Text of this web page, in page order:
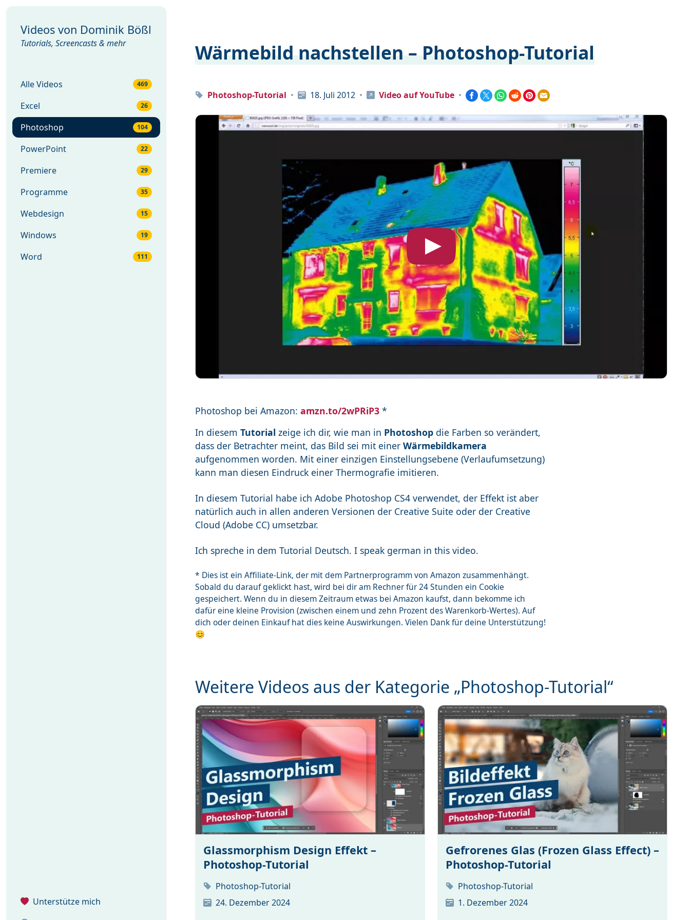
Wärmebild nachstellen – Photoshop-Tutorial
Photoshop-Tutorial 18. Juli 2012 Video auf YouTube
Photoshop bei Amazon: amzn.to/2wPRiP3 *
In diesem Tutorial zeige ich dir, wie man in Photoshop die Farben so verändert,
dass der Betrachter meint, das Bild sei mit einer Wärmebildkamera
aufgenommen worden. Mit einer einzigen Einstellungsebene (Verlaufumsetzung)
kann man diesen Eindruck einer Thermografie imitieren.
In diesem Tutorial habe ich Adobe Photoshop CS4 verwendet, der Effekt ist aber
natürlich auch in allen anderen Versionen der Creative Suite oder der Creative
Cloud (Adobe CC) umsetzbar.
Ich spreche in dem Tutorial Deutsch. I speak german in this video.
* Dies ist ein Affiliate-Link, der mit dem Partnerprogramm von Amazon zusammenhängt.
Sobald du darauf geklickt hast, wird bei dir am Rechner für 24 Stunden ein Cookie
gespeichert. Wenn du in diesem Zeitraum etwas bei Amazon kaufst, dann bekomme ich
dafür eine kleine Provision (zwischen einem und zehn Prozent des Warenkorb-Wertes). Auf
dich oder deinen Einkauf hat dies keine Auswirkungen. Vielen Dank für deine Unterstützung!
😊
Weitere Videos aus der Kategorie „Photoshop-Tutorial“
Glassmorphism Design Effekt –
Photoshop-Tutorial
Photoshop-Tutorial
24. Dezember 2024
Gefrorenes Glas (Frozen Glass Effect) –
Photoshop-Tutorial
Photoshop-Tutorial
1. Dezember 2024
Videos von Dominik Bößl
Tutorials, Screencasts & mehr
Alle Videos 469
Excel 26
Photoshop 104
PowerPoint 22
Premiere 29
Programme 35
Webdesign 15
Windows 19
Word 111
Unterstütze mich